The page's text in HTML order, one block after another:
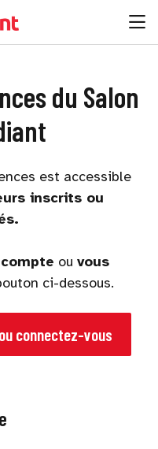
du Salon
est accessible
inscrits ou
ou vous
ci-dessous.
connectez-vous